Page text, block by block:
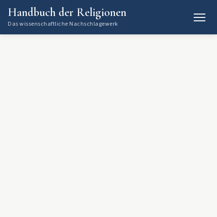
Handbuch der Religionen
Das wissenschaftliche Nachschlagewerk